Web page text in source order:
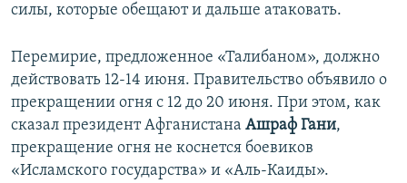
силы, которые обещают и дальше атаковать.
Перемирие, предложенное «Талибаном», должно
действовать 12-14 июня. Правительство объявило о
прекращении огня с 12 до 20 июня. При этом, как
сказал президент Афганистана Ашраф Гани,
прекращение огня не коснется боевиков
«Исламского государства» и «Аль-Каиды».